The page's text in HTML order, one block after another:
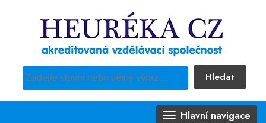
Hledat
Pro vyhledávání obsahu webu použijte předdefinovaný výběr
Hlavní navigace